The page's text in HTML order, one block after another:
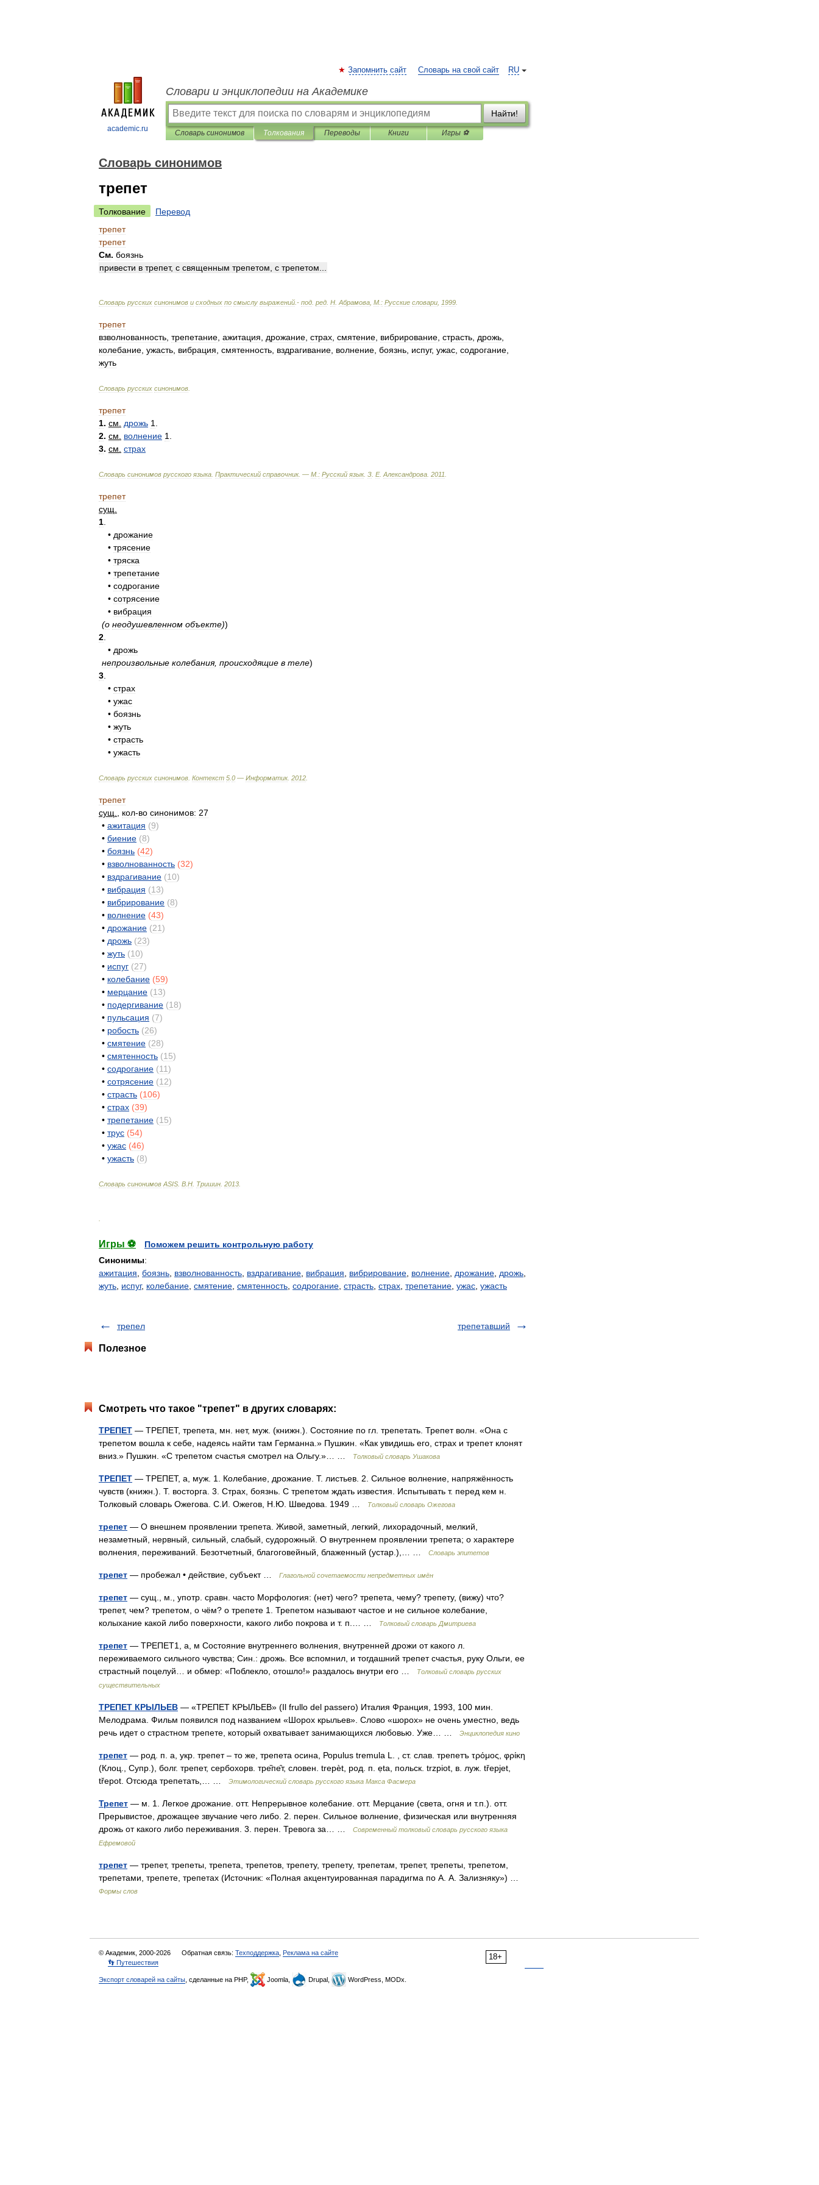
academic.ru
RU
Запомнить сайт Словарь на свой сайт
Словари и энциклопедии на Академике
Найти!
Словарь синонимов Толкования Переводы Книги Игры ⚽
Словарь синонимов
трепет
Толкование
Перевод
трепет
трепет
См. боязнь
привести в трепет, с священным трепетом с трепетом
Словарь русских синонимов и сходных по смыслу выражений .- под ред Н Абрамова М : Русские словари 1999
трепет
взволнованность трепетание ажитация дрожание страх смятение вибрирование страсть дрожь
колебание ужасть вибрация смятенность вздрагивание волнение боязнь испуг, ужас содрогание
жуть
Словарь русских синонимов
трепет
1. см дрожь 1
2. см волнение 1
3. см страх
Словарь синонимов русского языка Практический справочник. — М : Русский язык. З Е. Александрова 2011
трепет
сущ
1
• дрожание
• трясение
• тряска
• трепетание
• содрогание
• сотрясение
• вибрация
(о неодушевленном объекте))
2
• дрожь
непроизвольные колебания, происходящие в теле)
3
• страх
• ужас
• боязнь
• жуть
• страсть
• ужасть
Словарь русских синонимов Контекст 5 0 — Информатик. 2012
трепет
сущ
кол-во синонимов: 27
• ажитация (9)
• биение (8)
• боязнь (42)
• взволнованность (32)
• вздрагивание (10)
• вибрация (13)
• вибрирование (8)
• волнение (43)
• дрожание (21)
• дрожь (23)
• жуть (10)
• испуг (27)
• колебание (59)
• мерцание (13)
• подергивание (18)
• пульсация (7)
• робость (26)
• смятение (28)
• смятенность (15)
• содрогание (11)
• сотрясение (12)
• страсть (106)
• страх (39)
• трепетание (15)
• трус (54)
• ужас (46)
• ужасть (8)
Словарь синонимов ASIS В Н Тришин 2013
Игры ⚽
Поможем решить контрольную работу
Синонимы:
ажитация боязнь взволнованность вздрагивание вибрация вибрирование волнение дрожание дрожь
жуть испуг, колебание смятение смятенность содрогание страсть страх трепетание ужас ужасть
трепел трепетавший
Полезное
Смотреть что такое "трепет" в других словарях:
ТРЕПЕТ — ТРЕПЕТ, трепета, мн. нет, муж. (книжн.). Состояние по гл. трепетать. Трепет волн. «Она с
трепетом вошла к себе, надеясь найти там Германна.» Пушкин. «Как увидишь его, страх и трепет клонят
вниз.» Пушкин. «С трепетом счастья смотрел на Ольгу.»… …
Толковый словарь Ушакова
ТРЕПЕТ — ТРЕПЕТ, а, муж. 1. Колебание, дрожание. Т. листьев. 2. Сильное волнение, напряжённость
чувств (книжн.). Т. восторга. 3. Страх, боязнь. С трепетом ждать известия. Испытывать т. перед кем н.
Толковый словарь Ожегова. С.И. Ожегов, Н.Ю. Шведова. 1949 …
Толковый словарь Ожегова
трепет — О внешнем проявлении трепета. Живой, заметный, легкий, лихорадочный, мелкий,
незаметный, нервный, сильный, слабый, судорожный. О внутреннем проявлении трепета; о характере
волнения, переживаний. Безотчетный, благоговейный, блаженный (устар.),… …
Словарь эпитетов
трепет — пробежал • действие, субъект … Глагольной сочетаемости непредметных имён
трепет — сущ., м., употр. сравн. часто Морфология: (нет) чего? трепета, чему? трепету, (вижу) что?
трепет, чем? трепетом, о чём? о трепете 1. Трепетом называют частое и не сильное колебание,
колыхание какой либо поверхности, какого либо покрова и т. п.… …
Толковый словарь Дмитриева
трепет — ТРЕПЕТ1, а, м Состояние внутреннего волнения, внутренней дрожи от какого л.
переживаемого сильного чувства; Син.: дрожь. Все вспомнил, и тогдашний трепет счастья, руку Ольги, ее
страстный поцелуй… и обмер: «Поблекло, отошло!» раздалось внутри его …
Толковый словарь русских
существительных
ТРЕПЕТ КРЫЛЬЕВ — «ТРЕПЕТ КРЫЛЬЕВ» (Il frullo del passero) Италия Франция, 1993, 100 мин.
Мелодрама. Фильм появился под названием «Шорох крыльев». Слово «шорох» не очень уместно, ведь
речь идет о страстном трепете, который охватывает занимающихся любовью. Уже… …
Энциклопедия кино
трепет — род. п. а, укр. трепет – то же, трепета осина, Рорulus tremula L. , ст. слав. трепетъ τρόμος, φρίκη
(Клоц., Супр.), болг. трепет, сербохорв. тре̏пе̑т, словен. trepèt, род. п. ẹta, польск. trzpiot, в. луж. třepjet,
třероt. Отсюда трепетать,… …
Этимологический словарь русского языка Макса Фасмера
Трепет — м. 1. Легкое дрожание. отт. Непрерывное колебание. отт. Мерцание (света, огня и т.п.). отт.
Прерывистое, дрожащее звучание чего либо. 2. перен. Сильное волнение, физическая или внутренняя
дрожь от какого либо переживания. 3. перен. Тревога за… …
Современный толковый словарь русского языка
Ефремовой
трепет — трепет, трепеты, трепета, трепетов, трепету, трепету, трепетам, трепет, трепеты, трепетом,
трепетами, трепете, трепетах (Источник: «Полная акцентуированная парадигма по А. А. Зализняку») …
Формы слов
18+
© Академик, 2000-2026 Обратная связь: Техподдержка Реклама на сайте
👣 Путешествия
Экспорт словарей на сайты , сделанные на PHP, Joomla, Drupal, WordPress, MODx.